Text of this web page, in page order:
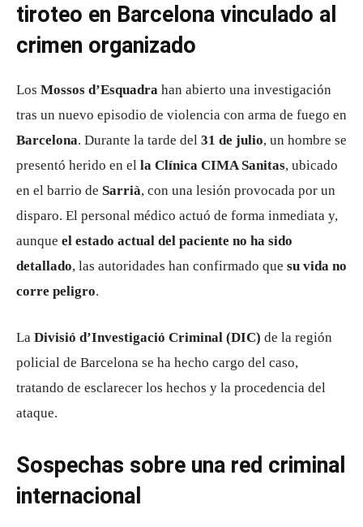
tiroteo en Barcelona vinculado al
crimen organizado
Los Mossos d’Esquadra han abierto una investigación
tras un nuevo episodio de violencia con arma de fuego en
Barcelona. Durante la tarde del 31 de julio, un hombre se
presentó herido en el la Clínica CIMA Sanitas, ubicado
en el barrio de Sarrià, con una lesión provocada por un
disparo. El personal médico actuó de forma inmediata y,
aunque el estado actual del paciente no ha sido
detallado, las autoridades han confirmado que su vida no
corre peligro.
La Divisió d’Investigació Criminal (DIC) de la región
policial de Barcelona se ha hecho cargo del caso,
tratando de esclarecer los hechos y la procedencia del
ataque.
Sospechas sobre una red criminal
internacional